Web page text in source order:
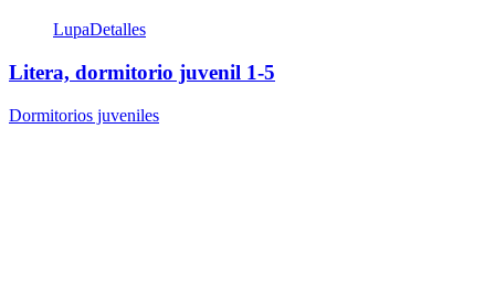
LupaDetalles
Litera, dormitorio juvenil 1-5
Dormitorios juveniles